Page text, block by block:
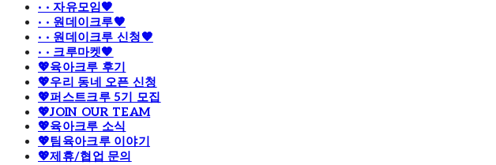
· · 자유모임🧡
· · 원데이크루🧡
· · 원데이크루 신청🧡
· · 크루마켓🧡
💖육아크루 후기
💖우리 동네 오픈 신청
💖퍼스트크루 5기 모집
💖JOIN OUR TEAM
💖육아크루 소식
💖팀육아크루 이야기
💖제휴/협업 문의